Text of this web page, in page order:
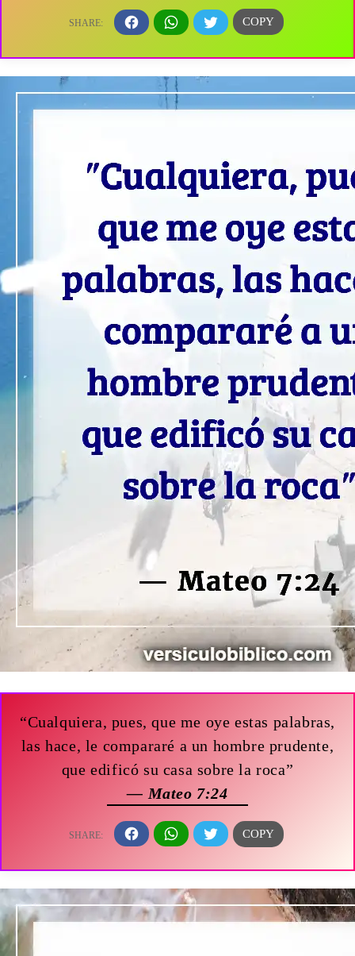
“Cualquiera, pues, que me oye estas palabras,
las hace, le compararé a un hombre prudente,
que edificó su casa sobre la roca”
— Mateo 7:24